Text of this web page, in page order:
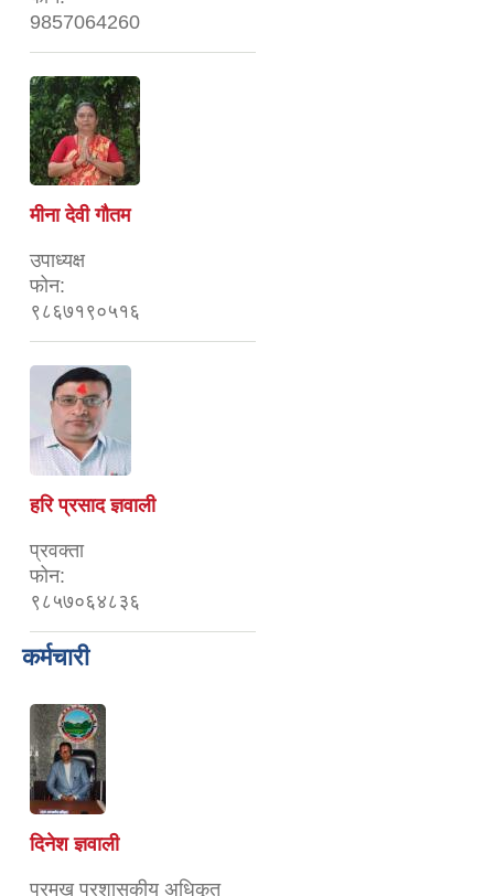
9857064260
मीना देवी गौतम
उपाध्यक्ष
फोन:
९८६७१९०५१६
हरि प्रसाद ज्ञवाली
प्रवक्ता
फोन:
९८५७०६४८३६
कर्मचारी
दिनेश ज्ञवाली
प्रमुख प्रशासकीय अधिकृत